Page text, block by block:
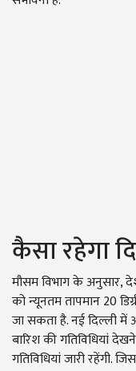
कैसा रहेगा
मौसम विभाग के अनुसार,
को न्यूनतम तापमान 20
जा सकता है. नई दिल्ली
बारिश की गतिविधियां
गतिविधियां जारी रहेंगी.